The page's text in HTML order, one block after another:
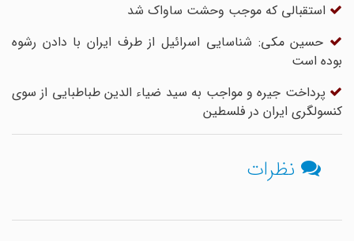
استقبالی که موجب وحشت ساواک شد
حسین مکی: شناسایی اسرائیل از طرف ایران با دادن رشوه
بوده است
پرداخت جیره و مواجب به سید ضیاء الدین طباطبایی از سوی
کنسولگری ایران در فلسطین
نظرات